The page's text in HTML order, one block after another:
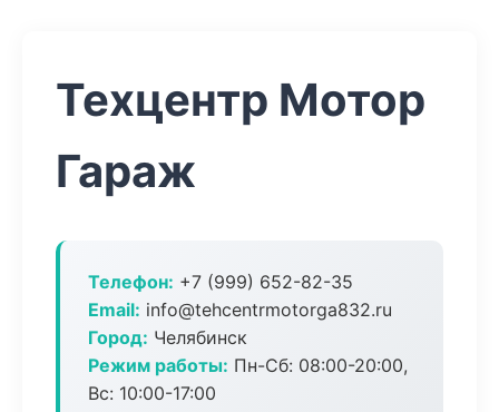
Техцентр Мотор
Гараж
Телефон: +7 (999) 652-82-35
Email: info@tehcentrmotorga832.ru
Город: Челябинск
Режим работы: Пн-Сб: 08:00-20:00,
Вс: 10:00-17:00